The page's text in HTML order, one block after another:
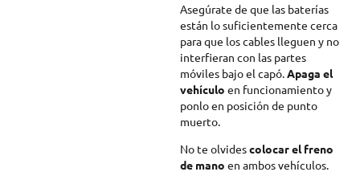
Asegúrate de que las baterías
están lo suficientemente cerca
para que los cables lleguen y no
interfieran con las partes
móviles bajo el capó.Apaga el
vehículo en funcionamiento y
ponlo en posición de punto
muerto.
No te olvidescolocar el freno
de mano en ambos vehículos.